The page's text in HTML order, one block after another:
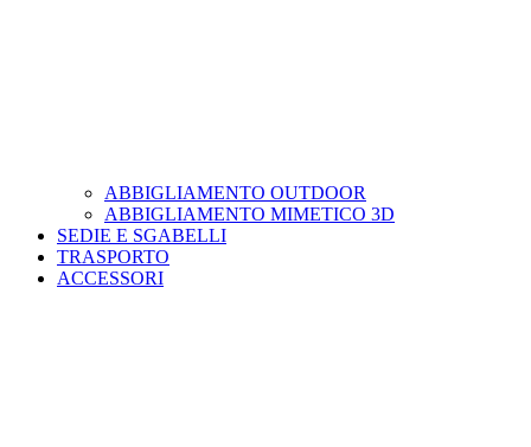
ABBIGLIAMENTO OUTDOOR
ABBIGLIAMENTO MIMETICO 3D
SEDIE E SGABELLI
TRASPORTO
ACCESSORI